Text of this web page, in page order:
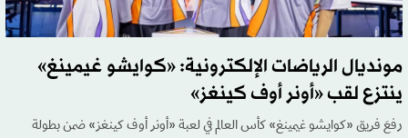
مونديال الرياضات الإلكترونية: «كوايشو غيمينغ»
ينتزع لقب «أونر أوف كينغز»
رفعَ فريق «كوايشو غيمينغ» كأس العالم في لعبة «أونر أوف كينغز» ضمن بطولة